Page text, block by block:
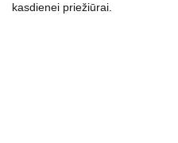
kasdienei priežiūrai.